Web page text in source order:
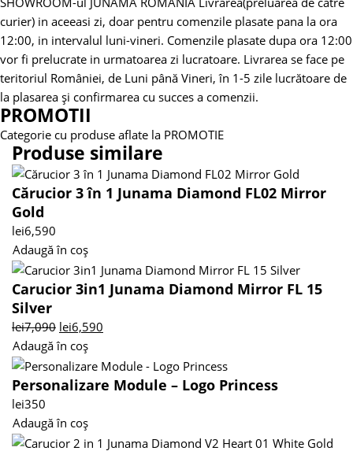
curier) in aceeasi zi, doar pentru comenzile plasate pana la ora
12:00, in intervalul luni-vineri. Comenzile plasate dupa ora 12:00
vor fi prelucrate in urmatoarea zi lucratoare. Livrarea se face pe
teritoriul României, de Luni până Vineri, în 1-5 zile lucrătoare de
la plasarea și confirmarea cu succes a comenzii.
PROMOTII
Categorie cu produse aflate la PROMOTIE
Produse similare
Cărucior 3 în 1 Junama Diamond FL02 Mirror
Gold
lei6,590
Adaugă în coș
Carucior 3in1 Junama Diamond Mirror FL 15
Silver
lei7,090 lei6,590
Adaugă în coș
Personalizare Module – Logo Princess
lei350
Adaugă în coș